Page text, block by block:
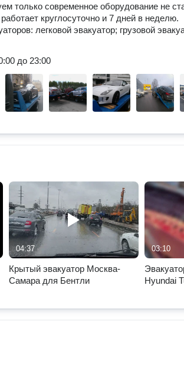
только современное оборудование не
круглосуточно и 7 дней в неделю.
легковой эвакуатор; грузовой
до 23:00
04:37
Крытый эвакуатор Москва-
Самара для Бентли
03:10
Hyundai